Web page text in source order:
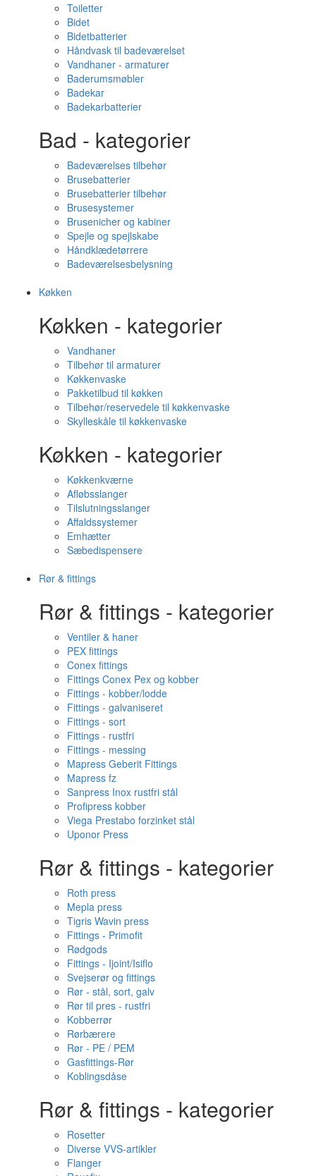
Toiletter
Bidet
Bidetbatterier
Håndvask til badeværelset
Vandhaner - armaturer
Baderumsmøbler
Badekar
Badekarbatterier
Bad - kategorier
Badeværelses tilbehør
Brusebatterier
Brusebatterier tilbehør
Brusesystemer
Brusenicher og kabiner
Spejle og spejlskabe
Håndklædetørrere
Badeværelsesbelysning
Køkken
Køkken - kategorier
Vandhaner
Tilbehør til armaturer
Køkkenvaske
Pakketilbud til køkken
Tilbehør/reservedele til køkkenvaske
Skylleskåle til køkkenvaske
Køkken - kategorier
Køkkenkværne
Afløbsslanger
Tilslutningsslanger
Affaldssystemer
Emhætter
Sæbedispensere
Rør & fittings
Rør & fittings - kategorier
Ventiler & haner
PEX fittings
Conex fittings
Fittings Conex Pex og kobber
Fittings - kobber/lodde
Fittings - galvaniseret
Fittings - sort
Fittings - rustfri
Fittings - messing
Mapress Geberit Fittings
Mapress fz
Sanpress Inox rustfri stål
Profipress kobber
Viega Prestabo forzinket stål
Uponor Press
Rør & fittings - kategorier
Roth press
Mepla press
Tigris Wavin press
Fittings - Primofit
Rødgods
Fittings - Ijoint/Isiflo
Svejserør og fittings
Rør - stål, sort, galv
Rør til pres - rustfri
Kobberrør
Rørbærere
Rør - PE / PEM
Gasfittings-Rør
Koblingsdåse
Rør & fittings - kategorier
Rosetter
Diverse VVS-artikler
Flanger